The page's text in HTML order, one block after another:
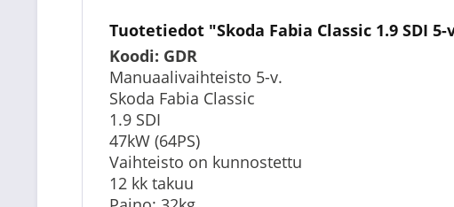
Tuotetiedot "Skoda Fabia Classic 1.9 SDI
Koodi: GDR
Manuaalivaihteisto 5-v.
Skoda Fabia Classic
1.9 SDI
47kW (64PS)
Vaihteisto on kunnostettu
12 kk takuu